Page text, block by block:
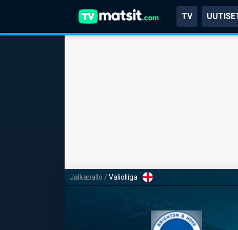
TV
Jalkapallo /Valioliiga